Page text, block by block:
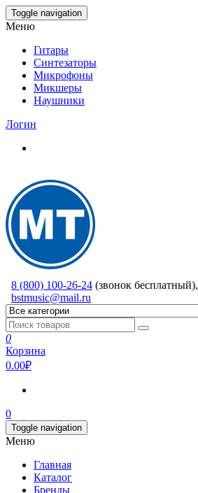
Skip
to
content
Toggle navigation
Меню
Гитары
Синтезаторы
Микрофоны
Микшеры
Наушники
Логин
8 (800) 100-26-24 (звонок бесплатный),
bstmusic@mail.ru
0
Корзина
0.00₽
0
Toggle navigation
Меню
Главная
Каталог
Бренды